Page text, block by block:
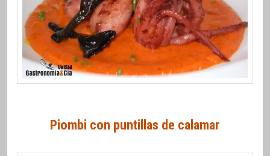
Piombi con puntillas de calamar